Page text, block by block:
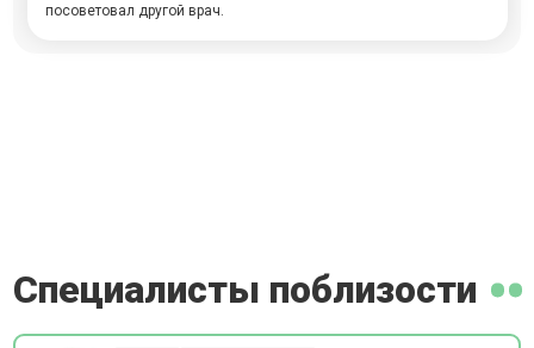
посоветовал другой врач.
Специалисты поблизости